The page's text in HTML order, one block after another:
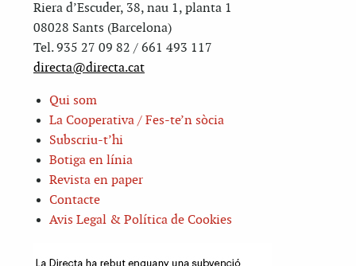
Riera d’Escuder, 38, nau 1, planta 1
08028 Sants (Barcelona)
Tel. 935 27 09 82 / 661 493 117
directa@directa.cat
Qui som
La Cooperativa / Fes-te’n sòcia
Subscriu-t’hi
Botiga en línia
Revista en paper
Contacte
Avis Legal & Política de Cookies